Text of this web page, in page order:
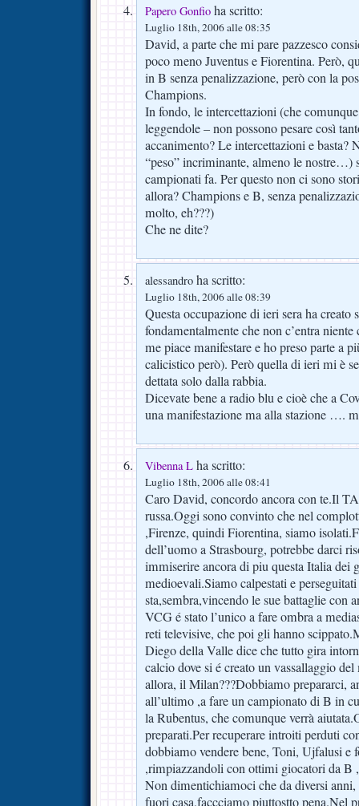
Papero Gonfio ha scritto:
Luglio 18th, 2006 alle 08:35
David, a parte che mi pare pazzesco
poco meno Juventus e Fiorentina. Però,
in B senza penalizzazione, però con la
Champions.
In fondo, le intercettazioni (che
leggendole – non possono pesare così
accanimento? Le intercettazioni e basta?
“peso” incriminante, almeno le nostre…)
campionati fa. Per questo non ci sono
allora? Champions e B, senza
molto, eh???)
Che ne dite?
alessandro ha scritto:
Luglio 18th, 2006 alle 08:39
Questa occupazione di ieri sera ha
fondamentalmente che non c’entra
me piace manifestare e ho preso parte a
calicistico però). Però quella di ieri mi è
dettata solo dalla rabbia.
Dicevate bene a radio blu e cioè che a
una manifestazione ma alla stazione ….
Vibenna L ha scritto:
Luglio 18th, 2006 alle 08:41
Caro David, concordo ancora con te.Il
russa.Oggi sono convinto che nel
,Firenze, quindi Fiorentina, siamo
dell’uomo a Strasbourg, potrebbe darci
immiserire ancora di piu questa Italia dei
medioevali.Siamo calpestati e
sta,sembra,vincendo le sue battaglie con
VCG é stato l’unico a fare ombra a
reti televisive, che poi gli hanno
Diego della Valle dice che tutto gira
calcio dove si é creato un vassallaggio
allora, il Milan???Dobbiamo prepararci,
all’ultimo ,a fare un campionato di B in
la Rubentus, che comunque verrà
preparati.Per recuperare introiti perduti
dobbiamo vendere bene, Toni, Ujfalusi e
,rimpiazzandoli con ottimi giocatori da B
Non dimentichiamoci che da diversi
fuori casa,faccciamo piuttostto pena.Nel